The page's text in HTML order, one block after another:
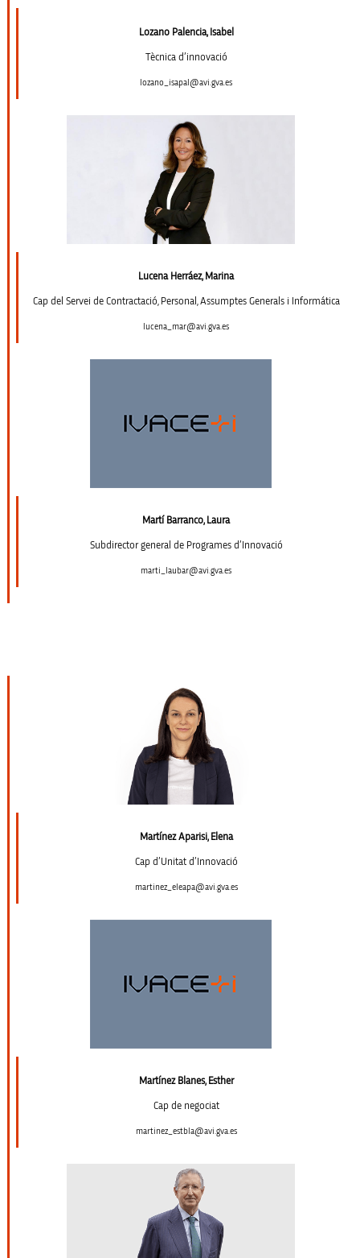
Lozano Palencia, Isabel
Tècnica d’innovació
lozano_isapal@avi.gva.es
Lucena Herráez, Marina
Cap del Servei de Contractació, Personal, Assumptes Generals i Informática
lucena_mar@avi.gva.es
Martí Barranco, Laura
Subdirector general de Programes d’Innovació
marti_laubar@avi.gva.es
Martínez Aparisi, Elena
Cap d’Unitat d’Innovació
martinez_eleapa@avi.gva.es
Martínez Blanes, Esther
Cap de negociat
martinez_estbla@avi.gva.es